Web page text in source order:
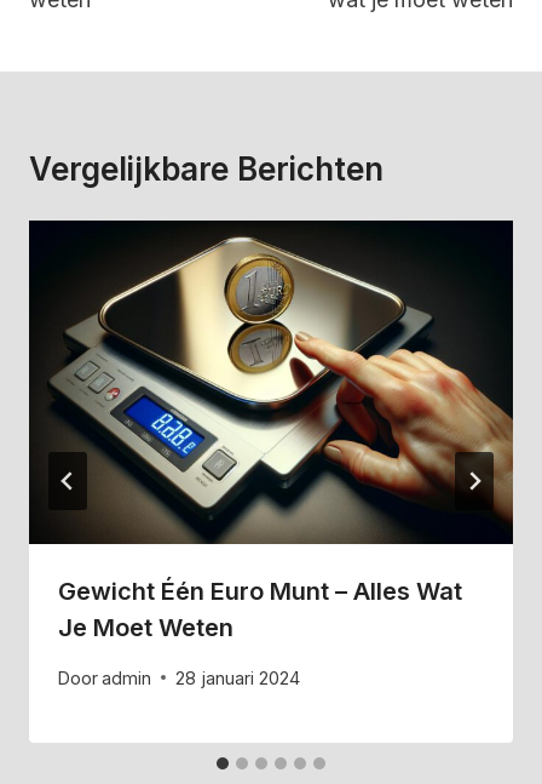
Vergelijkbare Berichten
Gewicht Één Euro Munt – Alles Wat
Je Moet Weten
Dooradmin 28 januari 2024